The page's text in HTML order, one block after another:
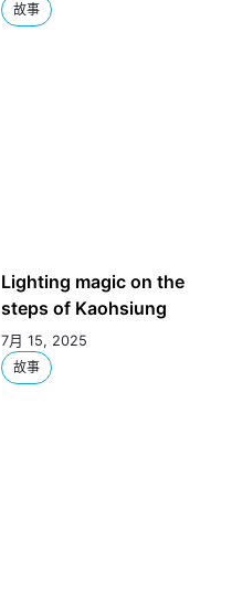
故事
Lighting magic on the
steps of Kaohsiung
7月 15, 2025
故事